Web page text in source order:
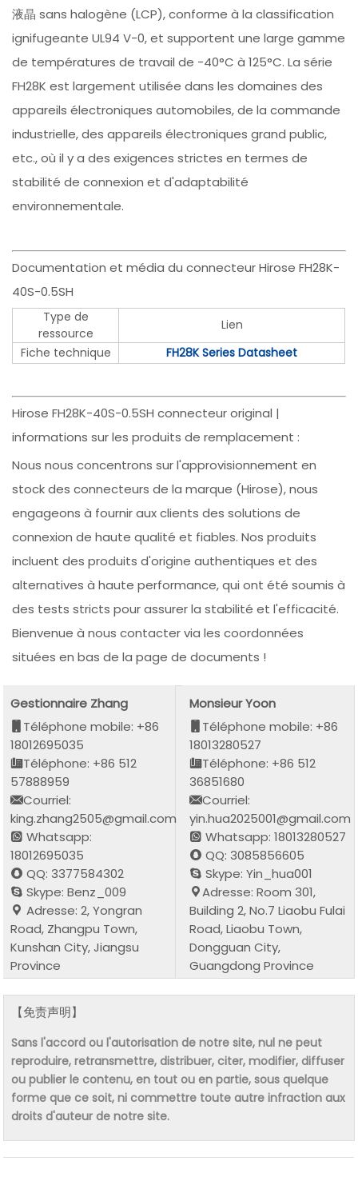
液晶 sans halogène (LCP), conforme à la classification
ignifugeante UL94 V-0, et supportent une large gamme
de températures de travail de -40°C à 125°C. La série
FH28K est largement utilisée dans les domaines des
appareils électroniques automobiles, de la commande
industrielle, des appareils électroniques grand public,
etc., où il y a des exigences strictes en termes de
stabilité de connexion et d'adaptabilité
environnementale.
Documentation et média du connecteur Hirose FH28K-
40S-0.5SH
Type de
ressource
Lien
Fiche technique
FH28K Series Datasheet
Hirose FH28K-40S-0.5SH connecteur original |
informations sur les produits de remplacement :
Nous nous concentrons sur l'approvisionnement en
stock des connecteurs de la marque (Hirose), nous
engageons à fournir aux clients des solutions de
connexion de haute qualité et fiables. Nos produits
incluent des produits d'origine authentiques et des
alternatives à haute performance, qui ont été soumis à
des tests stricts pour assurer la stabilité et l'efficacité.
Bienvenue à nous contacter via les coordonnées
situées en bas de la page de documents !
Gestionnaire Zhang
Téléphone mobile: +86
18012695035
Téléphone: +86 512
57888959
Courriel:
king.zhang2505@gmail.com
Whatsapp:
18012695035
QQ: 3377584302
Skype: Benz_009
Adresse: 2, Yongran
Road, Zhangpu Town,
Kunshan City, Jiangsu
Province
Monsieur Yoon
Téléphone mobile: +86
18013280527
Téléphone: +86 512
36851680
Courriel:
yin.hua2025001@gmail.com
Whatsapp: 18013280527
QQ: 3085856605
Skype: Yin_hua001
Adresse: Room 301,
Building 2, No.7 Liaobu Fulai
Road, Liaobu Town,
Dongguan City,
Guangdong Province
【免责声明】
Sans l'accord ou l'autorisation de notre site, nul ne peut
reproduire, retransmettre, distribuer, citer, modifier, diffuser
ou publier le contenu, en tout ou en partie, sous quelque
forme que ce soit, ni commettre toute autre infraction aux
droits d'auteur de notre site.